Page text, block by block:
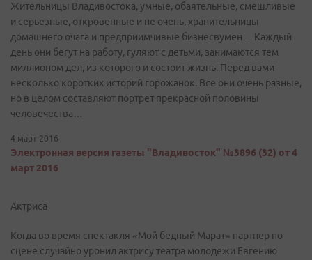
Жительницы Владивостока, умные, обаятельные, смешливые
и серьезные, откровенные и не очень, хранительницы
домашнего очага и предприимчивые бизнесвумен… Каждый
день они бегут на работу, гуляют с детьми, занимаются тем
миллионом дел, из которого и состоит жизнь. Перед вами
несколько коротких историй горожанок. Все они очень разные,
но в целом составляют портрет прекрасной половины
человечества…
4 март 2016
Электронная версия газеты "Владивосток" №3896 (32) от 4
март 2016
Актриса
Когда во время спектакля «Мой бедный Марат» партнер по
сцене случайно уронил актрису театра молодежи Евгению